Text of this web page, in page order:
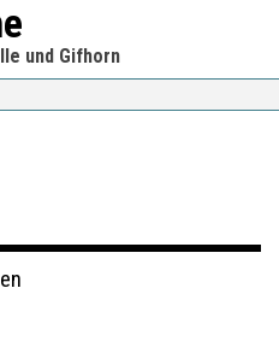
und Gifhorn